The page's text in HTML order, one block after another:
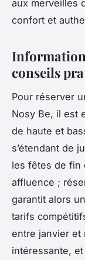
aux merveilles
confort et
conseils
Pour réserver
Nosy Be, il est
de haute et
s’étendant de
les fêtes de fin
affluence ;
garantit alors
tarifs
entre janvier et
intéressante,